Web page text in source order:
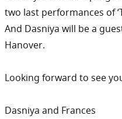
two last performances of
And Dasniya will be a
Hanover.
Looking forward to see
Dasniya and Frances